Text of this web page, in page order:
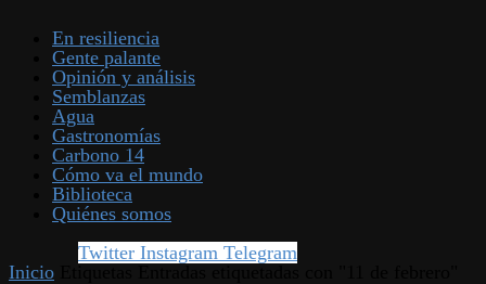
En resiliencia
Gente palante
Opinión y análisis
Semblanzas
Agua
Gastronomías
Carbono 14
Cómo va el mundo
Biblioteca
Quiénes somos
Twitter Instagram Telegram
Inicio